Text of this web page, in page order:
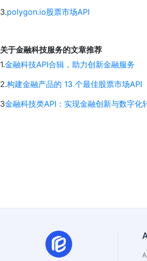
3.polygon.io股票市场API
关于金融科技服务的文章推荐
1.金融科技API合辑，助力创新金融服务
2.构建金融产品的 13 个最佳股票市场API
3金融科技类API：实现金融创新与数字化